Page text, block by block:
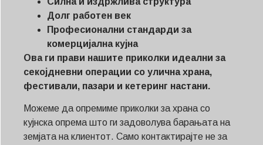
Долг работен век
Професионални стандарди за
комерцијална кујна
Ова ги прави нашите приколки идеални за
секојдневни операции со улична храна,
фестивали, пазари и кетеринг настани.
Можеме да опремиме приколки за храна со
кујнска опрема што ги задоволува барањата на
земјата на клиентот. Само контактирајте не за